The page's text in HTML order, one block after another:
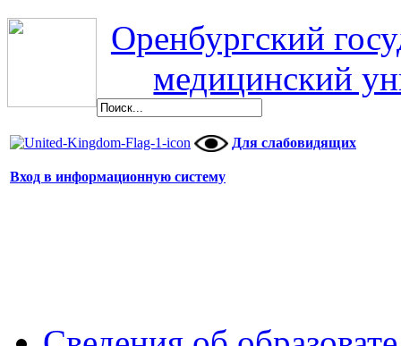
Оренбургский
медицинский
Для слабовидящих
Вход в информационную систему